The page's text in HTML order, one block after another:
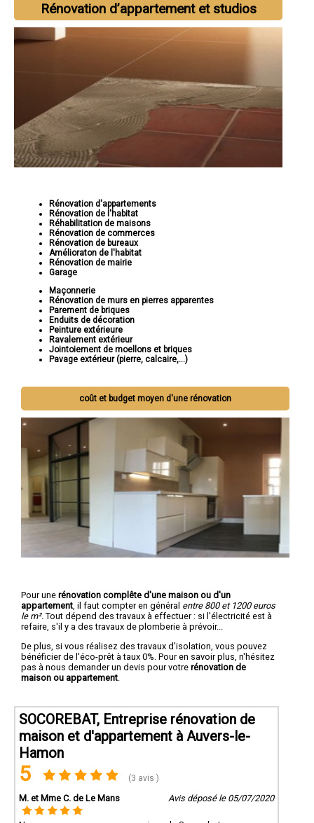
Rénovation d’appartement et studios
Rénovation d'appartements
Rénovation de l'habitat
Réhabilitation de maisons
Rénovation de commerces
Rénovation de bureaux
Amélioraton de l'habitat
Rénovation de mairie
Garage
Maçonnerie
Rénovation de murs en pierres apparentes
Parement de briques
Enduits de décoration
Peinture extérieure
Ravalement extérieur
Jointoiement de moellons et briques
Pavage extérieur (pierre, calcaire,...)
coût et budget moyen d'une rénovation
Pour une rénovation complête d'une maison ou d'un
appartement , il faut compter en général entre 800 et 1200 euros
le m². Tout dépend des travaux à effectuer : si l'électricité est à
refaire, s'il y a des travaux de plomberie à prévoir...
De plus, si vous réalisez des travaux d'isolation, vous pouvez
bénéficier de l'éco-prêt à taux 0%. Pour en savoir plus, n'hésitez
pas à nous demander un devis pour votre rénovation de
maison ou appartement
SOCOREBAT, Entreprise rénovation de
maison et d'appartement à Auvers-le-
Hamon
5 (3 avis )
M. et Mme C. de Le Mans Avis déposé le 05/07/2020